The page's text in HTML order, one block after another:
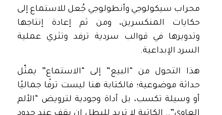
محراب سيكولوجي وأنطولوجي جُعل للاستماع إلى
حكايات المنكسرين، ومن ثم إعادة إنتاجها
وتدويرها في قوالب سردية ترفد وتثري عملية
السرد الإبداعية.
هذا التحول من “البيع” إلى “الاستماع” يمثّل
حداثة موضوعية؛ فالكتابة هنا ليست ترفًا جماليًا
أو وسيلة تكسب، بل أداة وجودية لترويض “الألم